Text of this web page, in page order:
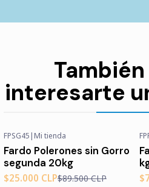
interesarte
OFF
FPSG45 | Mi tienda
Fardo Polerones sin Gorro
segunda 20kg
$25.000 CLP$89.500 CLP